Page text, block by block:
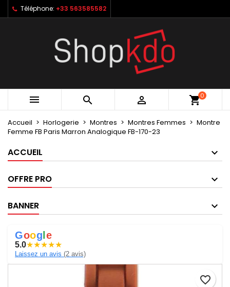
Téléphone: +33 563585582
   shopping_cart0
Accueil Horlogerie Montres Montres Femmes
Montre
Femme FB Paris Marron Analogique FB-170-23
ACCUEIL
OFFRE PRO
BANNER
Goog e
5.0★★★★★
Laissez un avis (2 avis)
favorite_border
My wishlists ×
Create new list
Créer une liste d'envies ×
Nom de la liste d'envies
Annuler Créer une liste d'envies
Connexion ×
Vous devez être connecté pour ajouter des produits
à votre liste d'envies.
Annuler Connexion